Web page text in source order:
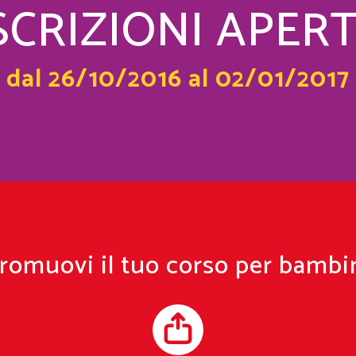
dal 26/10/2016 al 02/01/2017
il tuo corso per